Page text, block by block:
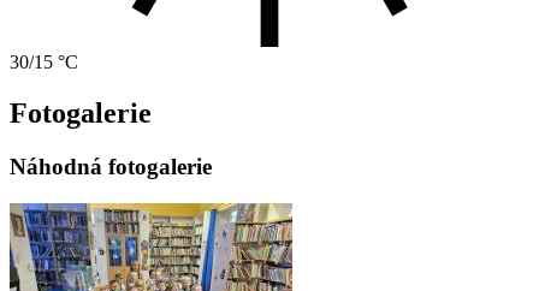
30/15 °C
Fotogalerie
Náhodná fotogalerie